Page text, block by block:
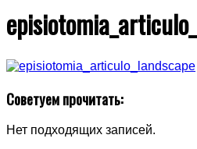
Советуем прочитать:
Нет подходящих записей.